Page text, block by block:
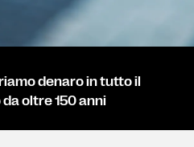
denaro in tutto il
oltre 150 anni